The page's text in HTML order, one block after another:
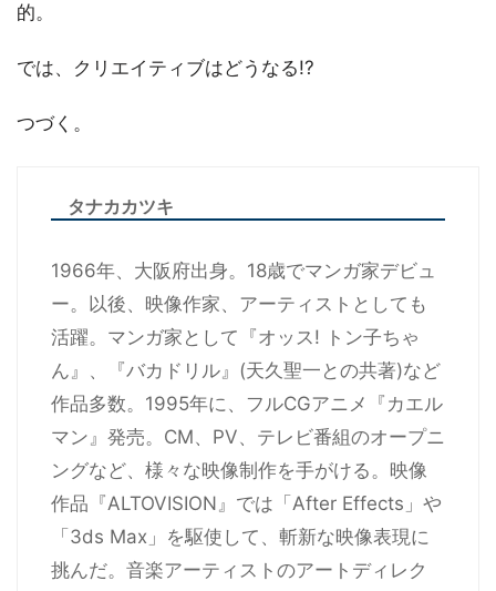
的。
では、クリエイティブはどうなる!?
つづく。
タナカカツキ
1966年、大阪府出身。18歳でマンガ家デビュ
ー。以後、映像作家、アーティストとしても
活躍。マンガ家として『オッス! トン子ちゃ
ん』、『バカドリル』(天久聖一との共著)など
作品多数。1995年に、フルCGアニメ『カエル
マン』発売。CM、PV、テレビ番組のオープニ
ングなど、様々な映像制作を手がける。映像
作品『ALTOVISION』では「After Effects」や
「3ds Max」を駆使して、斬新な映像表現に
挑んだ。音楽アーティストのアートディレク